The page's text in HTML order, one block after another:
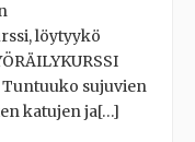
löytyykö
Tuntuuko sujuvien
katujen ja[…]